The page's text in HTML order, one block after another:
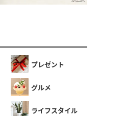
プレゼント
グルメ
ライフスタイル